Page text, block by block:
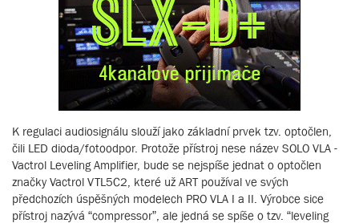
K regulaci audiosignálu slouží jako základní prvek tzv. optočlen,
čili LED dioda/fotoodpor. Protože přístroj nese název SOLO VLA -
Vactrol Leveling Amplifier, bude se nejspíše jednat o optočlen
značky Vactrol VTL5C2, které už ART používal ve svých
předchozích úspěšných modelech PRO VLA I a II. Výrobce sice
přístroj nazývá “compressor”, ale jedná se spíše o tzv. “leveling